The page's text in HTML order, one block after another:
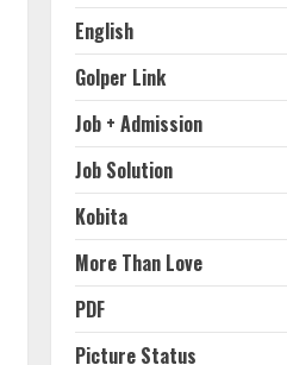
English
Golper Link
Job + Admission
Job Solution
Kobita
More Than Love
PDF
Picture Status